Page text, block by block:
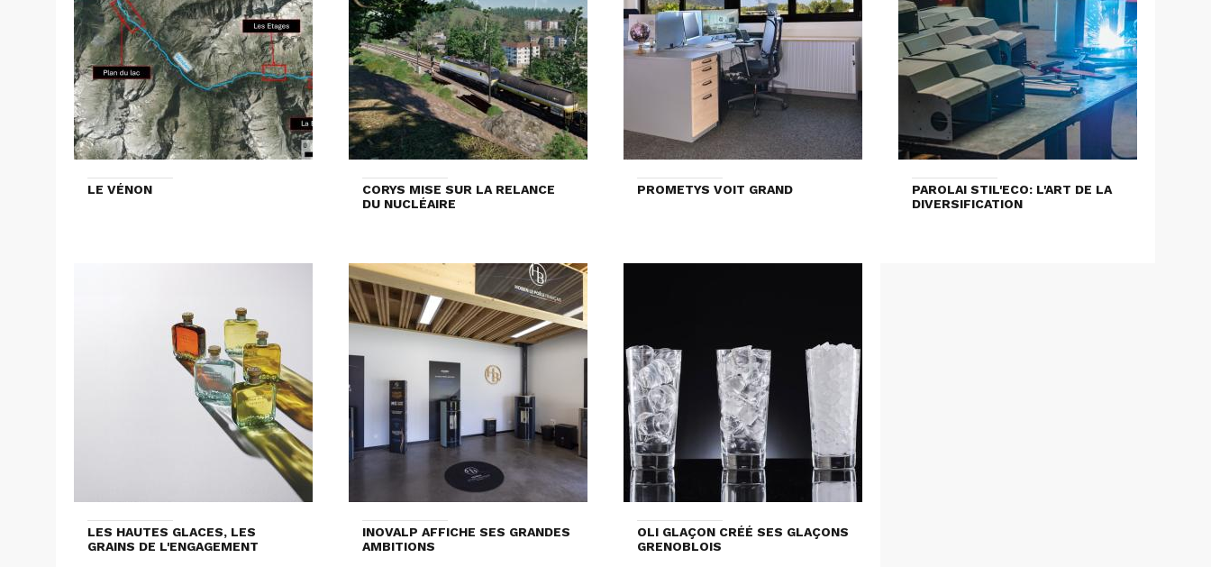
LE VÉNON
CORYS MISE SUR LA RELANCE
DU NUCLÉAIRE
PROMETYS VOIT GRAND
PAROLAI STIL'ECO: L'ART DE LA
DIVERSIFICATION
LES HAUTES GLACES, LES
GRAINS DE L'ENGAGEMENT
INOVALP AFFICHE SES GRANDES
AMBITIONS
OLI GLAÇON CRÉÉ SES GLAÇONS
GRENOBLOIS